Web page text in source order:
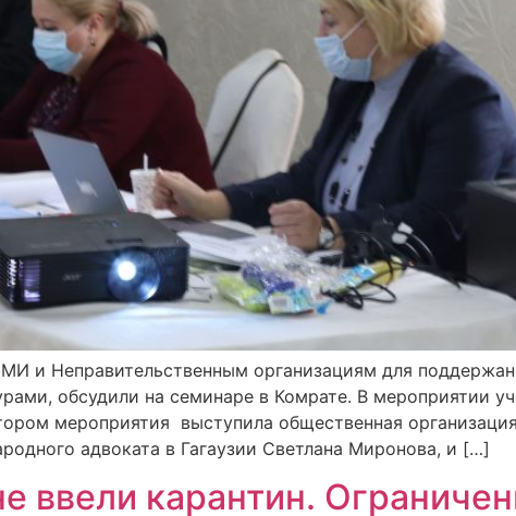
и Неправительственным организациям для
обсудили на семинаре в Комрате. В мероприятии
мероприятия выступила общественная
адвоката в Гагаузии Светлана Миронова, и […]
карантин.